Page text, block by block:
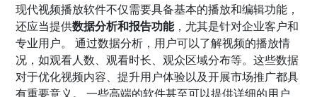
现代视频播放软件不仅需要具备基本的播放和编辑功能，
还应当提供数据分析和报告功能，尤其是针对企业客户和
专业用户。 通过数据分析，用户可以了解视频的播放情
况，如观看人数、观看时长、观众区域分布等。这些数据
对于优化视频内容、提升用户体验以及开展市场推广都具
有重要意义。 一些高端的软件甚至可以提供详细的用户